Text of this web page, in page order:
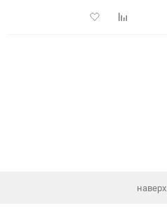
ДобавитьДобавить
наверх